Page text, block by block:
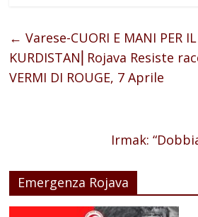
← Varese-CUORI E MANI PER IL
KURDISTAN⎜Rojava Resiste
VERMI DI ROUGE, 7 Aprile
Irmak:
Emergenza Rojava